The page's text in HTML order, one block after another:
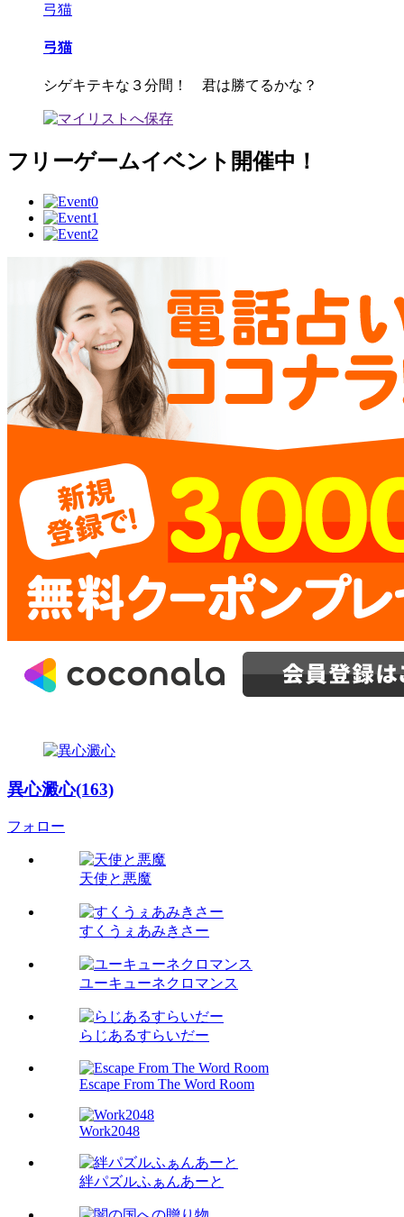
弓猫
弓猫
シゲキテキな３分間！ 君は勝てるかな？
フリーゲームイベント開催中！
異心澱心(163)
フォロー
天使と悪魔
すくうぇあみきさー
ユーキューネクロマンス
らじあるすらいだー
Escape From The Word Room
Work2048
絆パズルふぁんあーと